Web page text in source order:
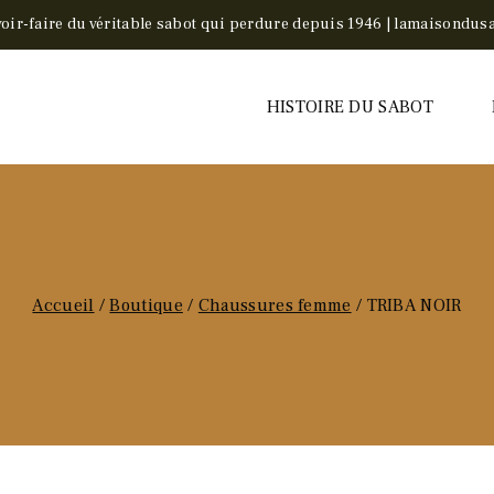
faire du véritable sabot qui perdure depuis 1946 |
HISTOIRE DU SABOT
Accueil / Boutique / Chaussures femme / TRIBA NOIR